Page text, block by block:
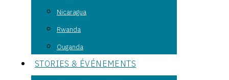
Nicaragua
Rwanda
Ouganda
STORIES & ÉVÉNEMENTS